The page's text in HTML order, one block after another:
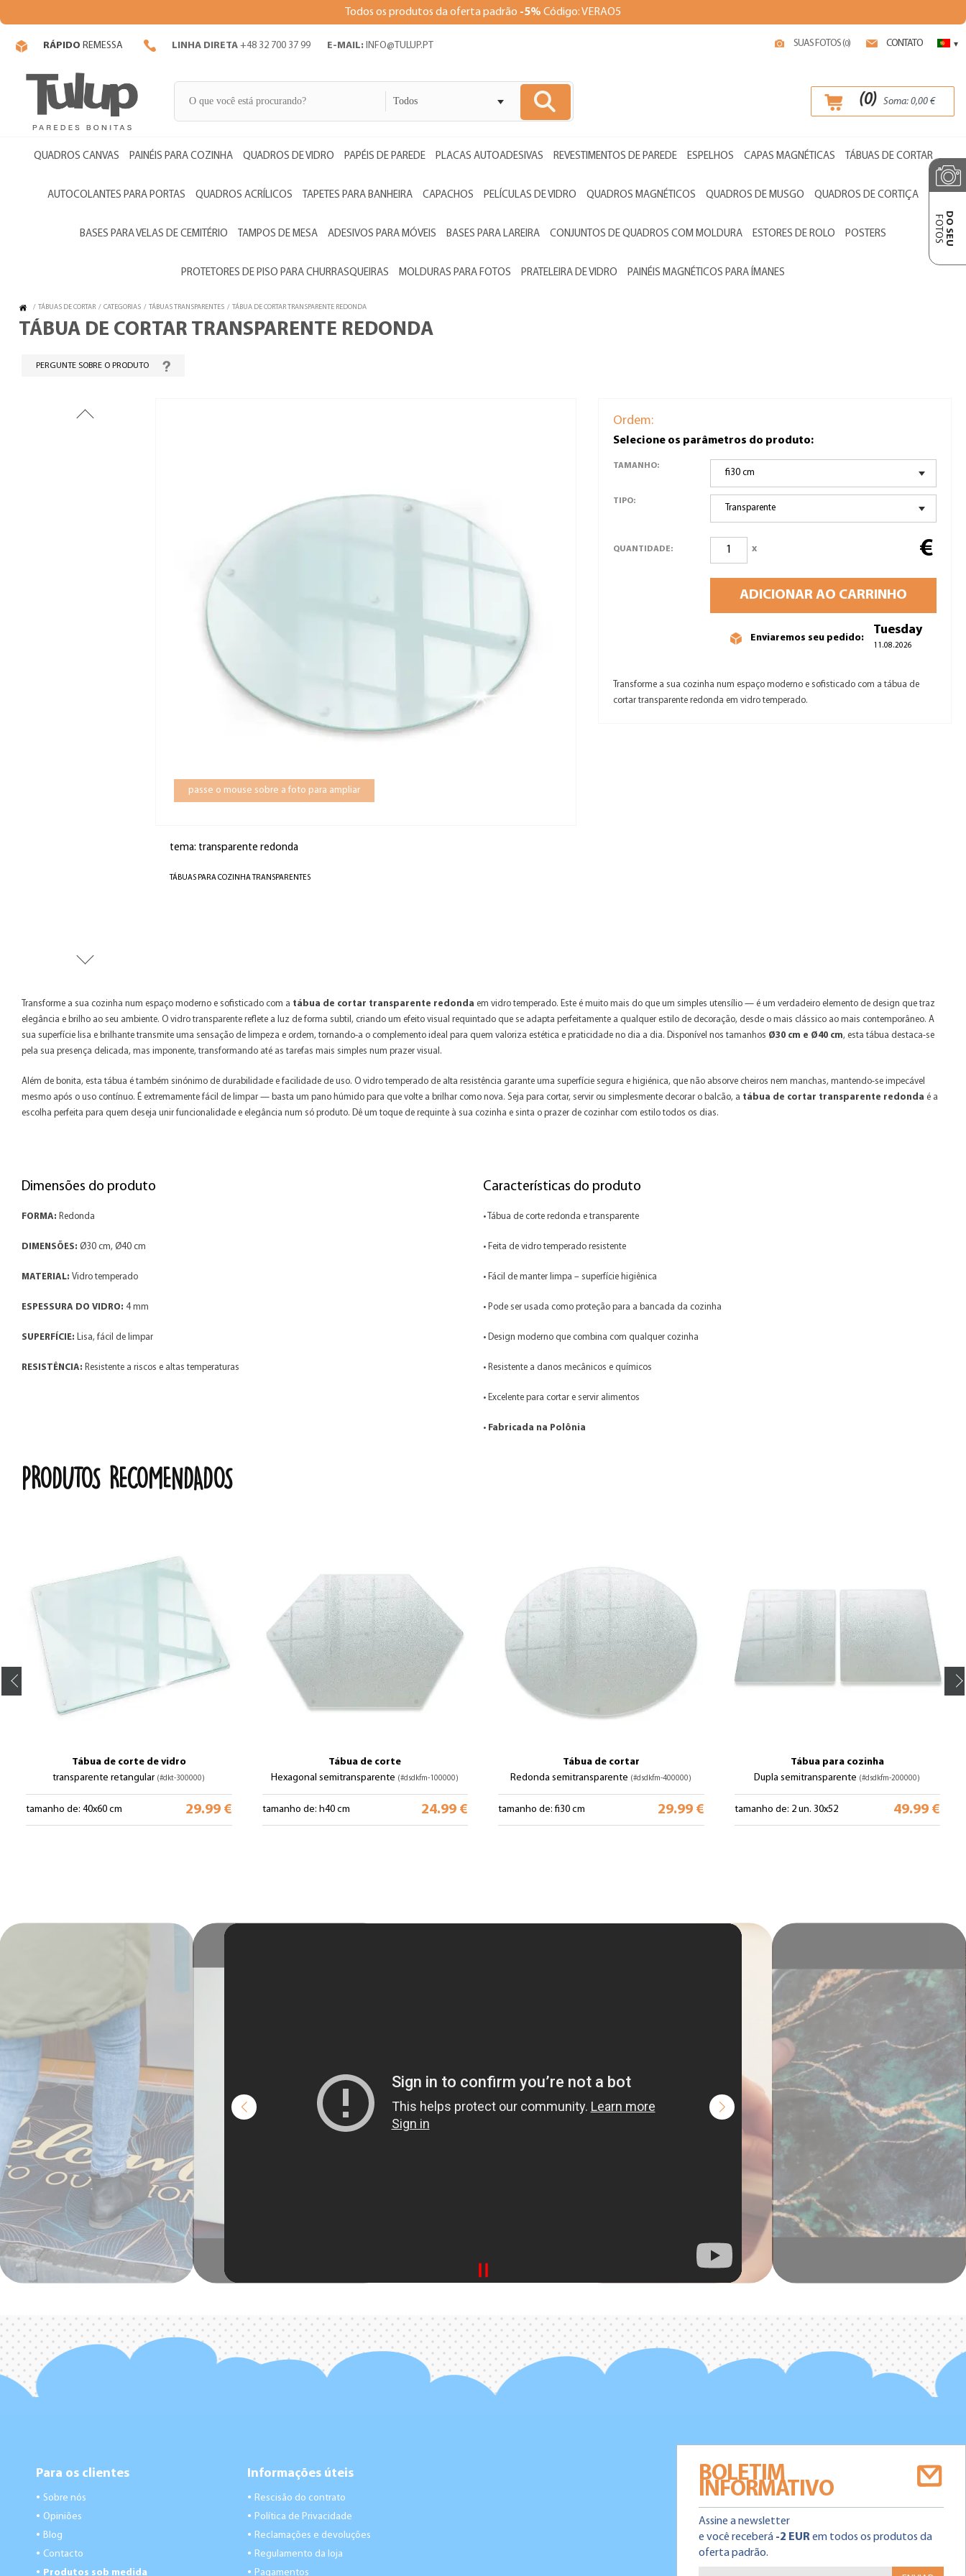
Todos os produtos da oferta padrão -5% Código: VERAO5
SUAS FOTOS (0) CONTATO ▾
RÁPIDO REMESSA LINHA DIRETA +48 32 700 37 99 E-MAIL: INFO@TULUP.PT
Todos (0) Soma: 0,00 €
QUADROS CANVAS PAINÉIS PARA COZINHA QUADROS DE VIDRO PAPÉIS DE PAREDE PLACAS AUTOADESIVAS REVESTIMENTOS DE PAREDE ESPELHOS CAPAS MAGNÉTICAS TÁBUAS DE CORTAR
AUTOCOLANTES PARA PORTAS QUADROS ACRÍLICOS TAPETES PARA BANHEIRA CAPACHOS PELÍCULAS DE VIDRO QUADROS MAGNÉTICOS QUADROS DE MUSGO QUADROS DE CORTIÇA
BASES PARA VELAS DE CEMITÉRIO TAMPOS DE MESA ADESIVOS PARA MÓVEIS BASES PARA LAREIRA CONJUNTOS DE QUADROS COM MOLDURA ESTORES DE ROLO POSTERS
PROTETORES DE PISO PARA CHURRASQUEIRAS MOLDURAS PARA FOTOS PRATELEIRA DE VIDRO PAINÉIS MAGNÉTICOS PARA ÍMANES
DO SEU
FOTOS
/ TÁBUAS DE CORTAR / CATEGORIAS / TÁBUAS TRANSPARENTES / TÁBUA DE CORTAR TRANSPARENTE REDONDA
TÁBUA DE CORTAR TRANSPARENTE REDONDA
PERGUNTE SOBRE O PRODUTO
passe o mouse sobre a foto para ampliar
tema: transparente redonda
TÁBUAS PARA COZINHA TRANSPARENTES
Ordem:
Selecione os parâmetros do produto:
TAMANHO:
fi30 cm
TIPO:
Transparente
QUANTIDADE: x €
ADICIONAR AO CARRINHO
Enviaremos seu pedido:
Tuesday
11.08.2026
Transforme a sua cozinha num espaço moderno e sofisticado com a tábua de
cortar transparente redonda em vidro temperado.
Transforme a sua cozinha num espaço moderno e sofisticado com a tábua de cortar transparente redonda em vidro temperado. Este é muito mais do que um simples utensílio — é um verdadeiro elemento de design que traz
elegância e brilho ao seu ambiente. O vidro transparente reflete a luz de forma subtil, criando um efeito visual requintado que se adapta perfeitamente a qualquer estilo de decoração, desde o mais clássico ao mais contemporâneo. A
sua superfície lisa e brilhante transmite uma sensação de limpeza e ordem, tornando-a o complemento ideal para quem valoriza estética e praticidade no dia a dia. Disponível nos tamanhos Ø30 cm e Ø40 cm, esta tábua destaca-se
pela sua presença delicada, mas imponente, transformando até as tarefas mais simples num prazer visual.
Além de bonita, esta tábua é também sinónimo de durabilidade e facilidade de uso. O vidro temperado de alta resistência garante uma superfície segura e higiénica, que não absorve cheiros nem manchas, mantendo-se impecável
mesmo após o uso contínuo. É extremamente fácil de limpar — basta um pano húmido para que volte a brilhar como nova. Seja para cortar, servir ou simplesmente decorar o balcão, a tábua de cortar transparente redonda é a
escolha perfeita para quem deseja unir funcionalidade e elegância num só produto. Dê um toque de requinte à sua cozinha e sinta o prazer de cozinhar com estilo todos os dias.
Dimensões do produto
FORMA: Redonda
DIMENSÕES: Ø30 cm, Ø40 cm
MATERIAL: Vidro temperado
ESPESSURA DO VIDRO: 4 mm
SUPERFÍCIE: Lisa, fácil de limpar
RESISTÊNCIA: Resistente a riscos e altas temperaturas
Características do produto
• Tábua de corte redonda e transparente
• Feita de vidro temperado resistente
• Fácil de manter limpa – superfície higiênica
• Pode ser usada como proteção para a bancada da cozinha
• Design moderno que combina com qualquer cozinha
• Resistente a danos mecânicos e químicos
• Excelente para cortar e servir alimentos
• Fabricada na Polônia
PRODUTOS RECOMENDADOS
Tábua de corte de vidro
transparente retangular (#dkt-300000)
tamanho de: 40x60 cm 29.99 €
Tábua de corte
Hexagonal semitransparente (#dsdkfm-100000)
tamanho de: h40 cm 24.99 €
Tábua de cortar
Redonda semitransparente (#dsdkfm-400000)
tamanho de: fi30 cm 29.99 €
Tábua para cozinha
Dupla semitransparente (#dsdkfm-200000)
tamanho de: 2 un. 30x52 49.99 €
Para os clientes
● Sobre nós
● Opiniões
● Blog
● Contacto
● Produtos sob medida
Informações úteis
● Rescisão do contrato
● Política de Privacidade
● Reclamações e devoluções
● Regulamento da loja
● Pagamentos
BOLETIM
INFORMATIVO
Assine a newsletter
e você receberá -2 EURem todos os produtos da
oferta padrão.